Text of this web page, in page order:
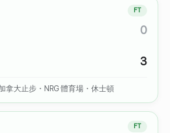
FT
0
3
拿大止步・NRG 體育場・休士頓
FT